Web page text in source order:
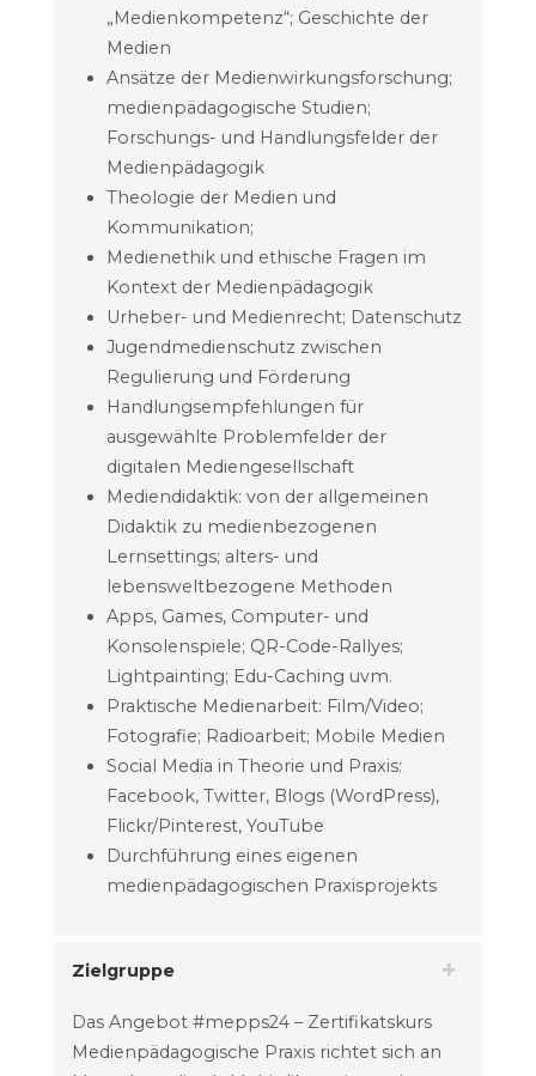
„Medienkompetenz“; Geschichte der
Medien
Ansätze der Medienwirkungsforschung;
medienpädagogische Studien;
Forschungs- und Handlungsfelder der
Medienpädagogik
Theologie der Medien und
Kommunikation;
Medienethik und ethische Fragen im
Kontext der Medienpädagogik
Urheber- und Medienrecht; Datenschutz
Jugendmedienschutz zwischen
Regulierung und Förderung
Handlungsempfehlungen für
ausgewählte Problemfelder der
digitalen Mediengesellschaft
Mediendidaktik: von der allgemeinen
Didaktik zu medienbezogenen
Lernsettings; alters- und
lebensweltbezogene Methoden
Apps, Games, Computer- und
Konsolenspiele; QR-Code-Rallyes;
Lightpainting; Edu-Caching uvm.
Praktische Medienarbeit: Film/Video;
Fotografie; Radioarbeit; Mobile Medien
Social Media in Theorie und Praxis:
Facebook, Twitter, Blogs (WordPress),
Flickr/Pinterest, YouTube
Durchführung eines eigenen
medienpädagogischen Praxisprojekts
Zielgruppe
Das Angebot #mepps24 – Zertifikatskurs
Medienpädagogische Praxis richtet sich an